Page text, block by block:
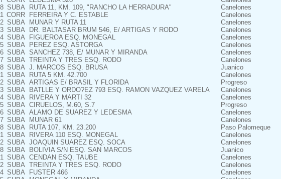
8 SUBA RUTA 11, KM. 109, "RANCHO LA HERRADURA" Canelones
CORR FERREIRA Y C. ESTABLE Canelones
SUBA MUNAR Y RUTA 11 Canelones
SUBA DR. BALTASAR BRUM 546, E/ ARTIGAS Y RODO Canelones
SUBA FIGUEROA ESQ. MONEGAL Canelones
SUBA PEREZ ESQ. ASTORGA Canelones
SUBA SANCHEZ 738, E/ MUNAR Y MIRANDA Canelones
SUBA TREINTA Y TRES ESQ. RODO Canelones
SUBA J. MARCOS ESQ. BRUSA Juanico
SUBA RUTA 5 KM. 42.700 Canelones
SUBA ARTIGAS E/ BRASIL Y FLORIDA Progreso
SUBA BATLLE Y ORDO?EZ 793 ESQ. RAMON VAZQUEZ VARELA Canelones
SUBA RIVERA Y MARTI 32 Canelones
SUBA CIRUELOS, M.60, S.7 Progreso
SUBA ALAMO DE SUAREZ Y LEDESMA Canelones
SUBA MUNAR 61 Canelones
SUBA RUTA 107, KM. 23.200 Paso Palomeque
SUBA RIVERA 110 ESQ. MONEGAL Canelones
SUBA JOAQUIN SUAREZ ESQ. SOCA Canelones
SUBA BOLIVIA S/N ESQ. SAN MARCOS Juanico
SUBA CENDAN ESQ. TAUBE Canelones
SUBA TREINTA Y TRES ESQ. RODO Canelones
SUBA FUSTER 466 Canelones